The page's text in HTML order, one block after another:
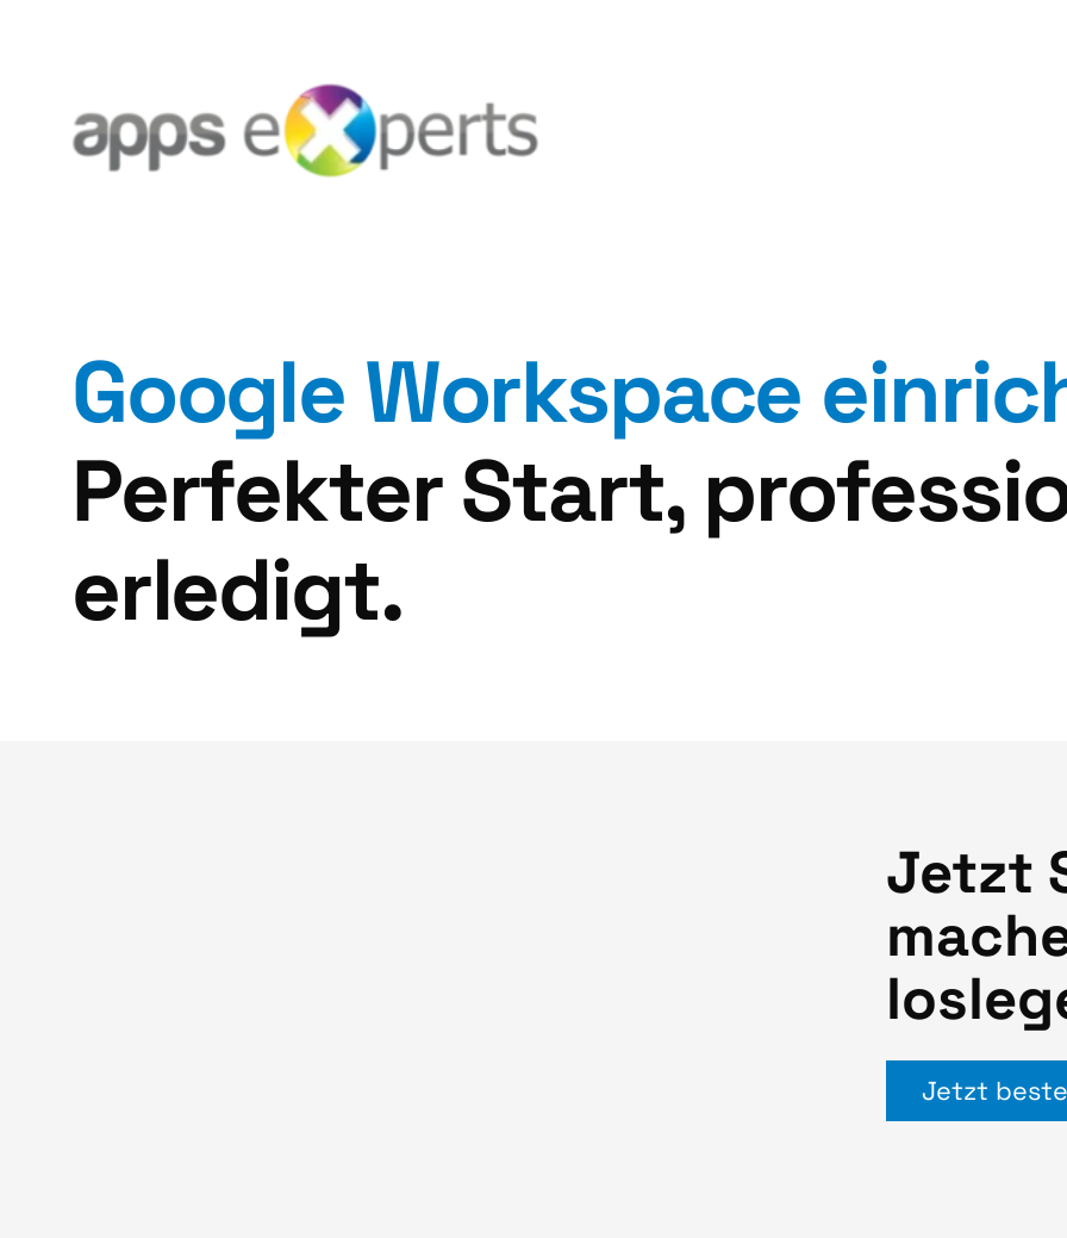
Google Workspace
Perfekter Start,
erledigt.
Jetzt
Jetzt